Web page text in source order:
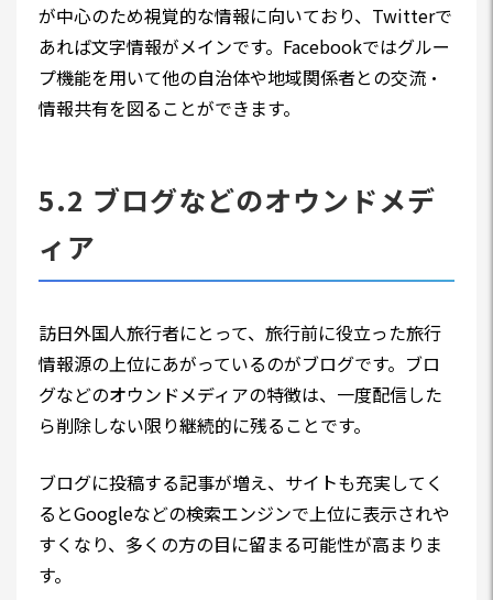
が中心のため視覚的な情報に向いており、Twitterで
あれば文字情報がメインです。Facebookではグルー
プ機能を用いて他の自治体や地域関係者との交流・
情報共有を図ることができます。
5.2 ブログなどのオウンドメデ
ィア
訪日外国人旅行者にとって、旅行前に役立った旅行
情報源の上位にあがっているのがブログです。ブロ
グなどのオウンドメディアの特徴は、一度配信した
ら削除しない限り継続的に残ることです。
ブログに投稿する記事が増え、サイトも充実してく
るとGoogleなどの検索エンジンで上位に表示されや
すくなり、多くの方の目に留まる可能性が高まりま
す。